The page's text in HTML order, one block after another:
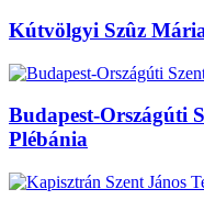
Kútvölgyi Szûz
Budapest-Országúti
Plébánia